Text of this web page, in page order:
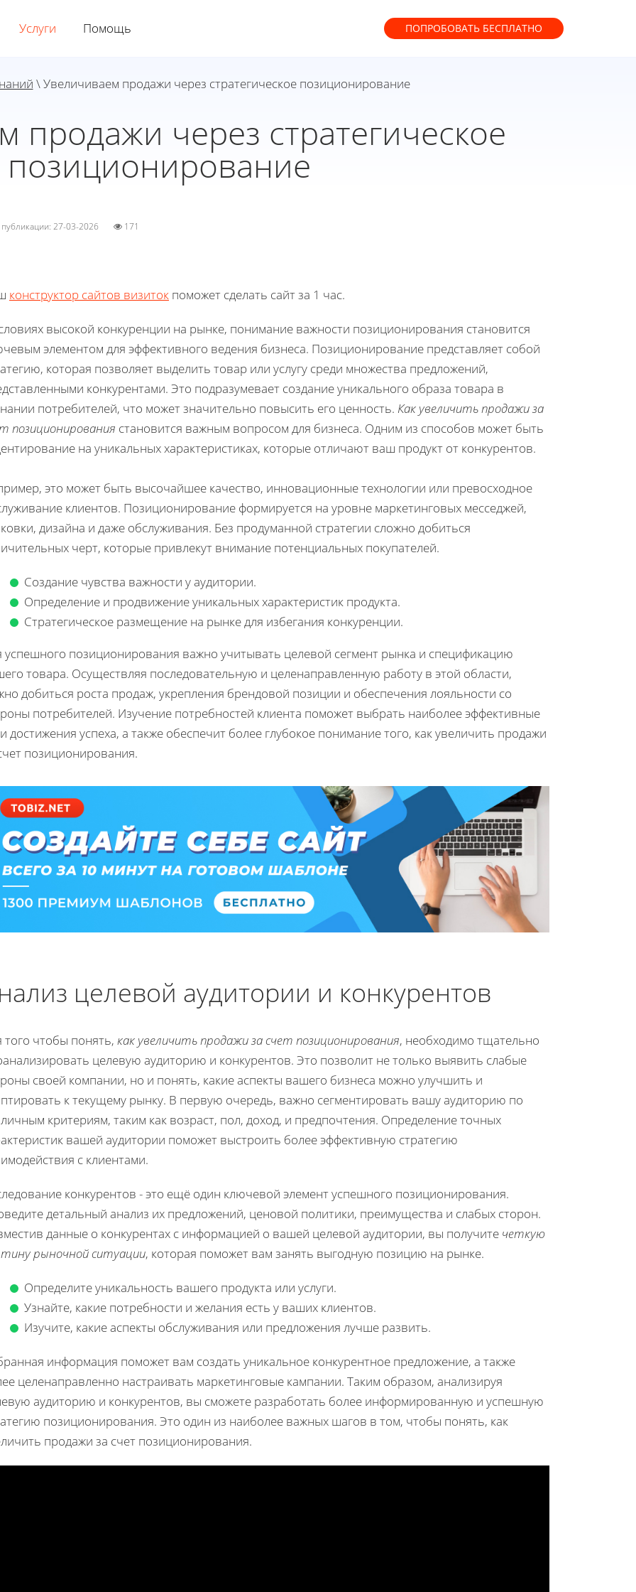
Услуги Помощь ПОПРОБОВАТЬ БЕСПЛАТНО
\ Увеличиваем продажи через стратегическое позиционирование
продажи через стратегическое
позиционирование
публикации: 27-03-2026 171
конструктор сайтов визиток поможет сделать сайт за 1 час.
высокой конкуренции на рынке, понимание важности позиционирования становится
элементом для эффективного ведения бизнеса. Позиционирование представляет собой
которая позволяет выделить товар или услугу среди множества предложений,
конкурентами. Это подразумевает создание уникального образа товара в
потребителей, что может значительно повысить его ценность. Как увеличить продажи за
позиционирования становится важным вопросом для бизнеса. Одним из способов может быть
на уникальных характеристиках, которые отличают ваш продукт от конкурентов.
это может быть высочайшее качество, инновационные технологии или превосходное
клиентов. Позиционирование формируется на уровне маркетинговых месседжей,
дизайна и даже обслуживания. Без продуманной стратегии сложно добиться
черт, которые привлекут внимание потенциальных покупателей.
Создание чувства важности у аудитории.
Определение и продвижение уникальных характеристик продукта.
Стратегическое размещение на рынке для избегания конкуренции.
успешного позиционирования важно учитывать целевой сегмент рынка и спецификацию
товара. Осуществляя последовательную и целенаправленную работу в этой области,
добиться роста продаж, укрепления брендовой позиции и обеспечения лояльности со
потребителей. Изучение потребностей клиента поможет выбрать наиболее эффективные
достижения успеха, а также обеспечит более глубокое понимание того, как увеличить продажи
позиционирования.
целевой аудитории и конкурентов
того чтобы понять, как увеличить продажи за счет позиционирования, необходимо тщательно
целевую аудиторию и конкурентов. Это позволит не только выявить слабые
своей компании, но и понять, какие аспекты вашего бизнеса можно улучшить и
к текущему рынку. В первую очередь, важно сегментировать вашу аудиторию по
критериям, таким как возраст, пол, доход, и предпочтения. Определение точных
вашей аудитории поможет выстроить более эффективную стратегию
с клиентами.
конкурентов - это ещё один ключевой элемент успешного позиционирования.
детальный анализ их предложений, ценовой политики, преимущества и слабых сторон.
данные о конкурентах с информацией о вашей целевой аудитории, вы получите четкую
рыночной ситуации, которая поможет вам занять выгодную позицию на рынке.
Определите уникальность вашего продукта или услуги.
Узнайте, какие потребности и желания есть у ваших клиентов.
Изучите, какие аспекты обслуживания или предложения лучше развить.
информация поможет вам создать уникальное конкурентное предложение, а также
целенаправленно настраивать маркетинговые кампании. Таким образом, анализируя
аудиторию и конкурентов, вы сможете разработать более информированную и успешную
позиционирования. Это один из наиболее важных шагов в том, чтобы понять, как
продажи за счет позиционирования.